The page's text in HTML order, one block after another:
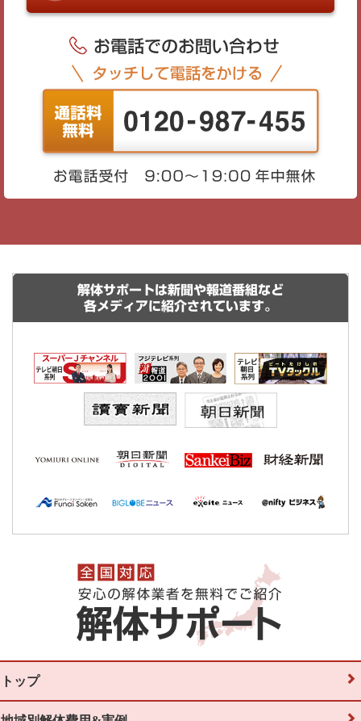
解体サポートは新聞や報道番組など
各メディアに紹介されています。
トップ